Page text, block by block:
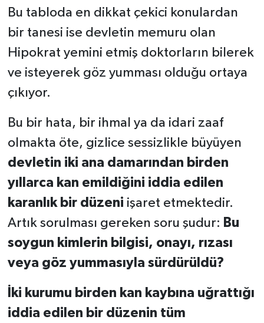
Bu tabloda en dikkat çekici konulardan
bir tanesi ise devletin memuru olan
Hipokrat yemini etmiş doktorların bilerek
ve isteyerek göz yumması olduğu ortaya
çıkıyor.
Bu bir hata, bir ihmal ya da idari zaaf
olmakta öte, gizlice sessizlikle büyüyen
devletin iki ana damarından birden
yıllarca kan emildiğini iddia edilen
karanlık bir düzeni işaret etmektedir.
Artık sorulması gereken soru şudur: Bu
soygun kimlerin bilgisi, onayı, rızası
veya göz yummasıyla sürdürüldü?
İki kurumu birden kan kaybına uğrattığı
iddia edilen bir düzenin tüm